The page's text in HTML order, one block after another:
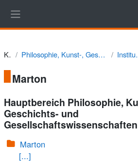
Kurse Philosophie, Kunst-, Geschichts- und Gesellschaftswissenschaften
Marton
Hauptbereich Philosophie,
Geschichts- und
Gesellschaftswissenschaften
Marton
[...]